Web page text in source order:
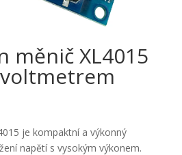
měnič XL4015
je kompaktní a výkonný
napětí s vysokým výkonem.